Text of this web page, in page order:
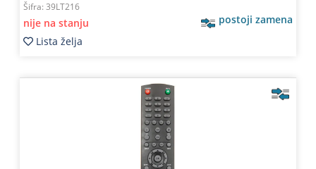
Šifra: 39LT216
nije na stanju
postoji zamena
Lista želja